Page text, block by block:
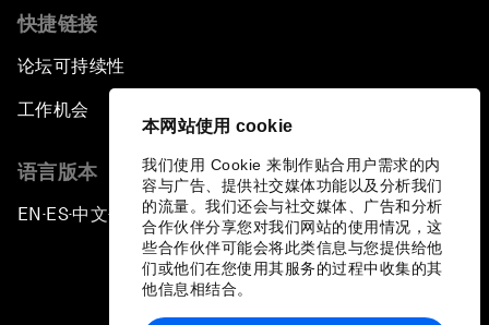
本网站使用 cookie
我们使用 Cookie 来制作贴合用户需求的内
容与广告、提供社交媒体功能以及分析我们
的流量。我们还会与社交媒体、广告和分析
合作伙伴分享您对我们网站的使用情况，这
些合作伙伴可能会将此类信息与您提供给他
们或他们在您使用其服务的过程中收集的其
他信息相结合。
快捷链接
论坛可持续性
工作机会
语言版本
EN ▪ES▪中文▪ 日本語